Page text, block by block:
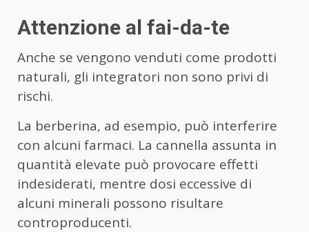
Attenzione al fai-da-te
Anche se vengono venduti come prodotti
naturali, gli integratori non sono privi di
rischi.
La berberina, ad esempio, può interferire
con alcuni farmaci. La cannella assunta in
quantità elevate può provocare effetti
indesiderati, mentre dosi eccessive di
alcuni minerali possono risultare
controproducenti.